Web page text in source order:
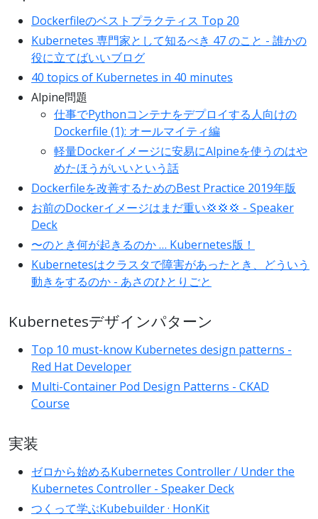
Dockerfileのベストプラクティス Top 20
Kubernetes 専門家として知るべき 47 のこと - 誰かの
役に立てばいいブログ
40 topics of Kubernetes in 40 minutes
Alpine問題
仕事でPythonコンテナをデプロイする人向けの
Dockerfile (1): オールマイティ編
軽量Dockerイメージに安易にAlpineを使うのはや
めたほうがいいという話
Dockerfileを改善するためのBest Practice 2019年版
お前のDockerイメージはまだ重い💢💢💢 - Speaker
Deck
〜のとき何が起きるのか … Kubernetes版！
Kubernetesはクラスタで障害があったとき、どういう
動きをするのか - あさのひとりごと
Kubernetesデザインパターン
Top 10 must-know Kubernetes design patterns -
Red Hat Developer
Multi-Container Pod Design Patterns - CKAD
Course
実装
ゼロから始めるKubernetes Controller / Under the
Kubernetes Controller - Speaker Deck
つくって学ぶKubebuilder · HonKit